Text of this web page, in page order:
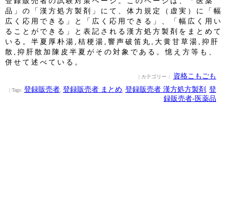
品」の「漢方処方製剤」にて、体力規定（虚実）に「幅
広く応用できる」と「広く応用できる」、「幅広く用い
ることができる」と表記される漢方処方製剤をまとめて
いる。半夏厚朴湯,桔梗湯,響声破笛丸,大黄甘草湯,抑肝
散,抑肝散加陳皮半夏がその対象である。憶え方等も、
併せて述べている。
| カテゴリー： 資格こもごも
| Tags: 登録販売者 登録販売者 まとめ 登録販売者 漢方処方製剤 登
録販売者-医薬品